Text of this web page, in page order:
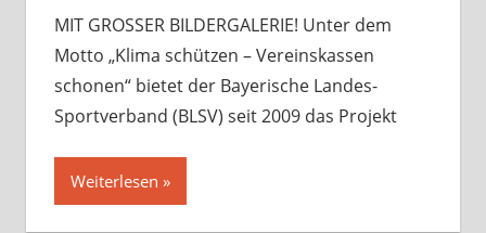
MIT GROSSER BILDERGALERIE! Unter dem
Motto „Klima schützen – Vereinskassen
schonen“ bietet der Bayerische Landes-
Sportverband (BLSV) seit 2009 das Projekt
Weiterlesen